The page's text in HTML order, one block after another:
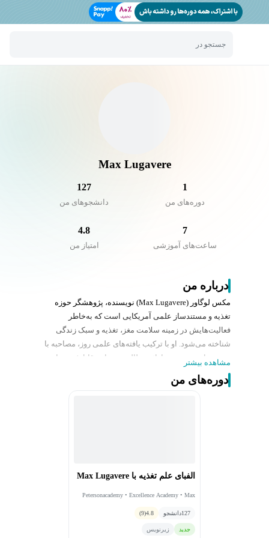
جستجو در
Max Lugavere
1
دوره‌های من
127
دانشجو‌های من
7
ساعت‌های آموزشی
4.8
امتیاز من
درباره من
مکس لوگاور (Max Lugavere) نویسنده، پژوهشگر حوزه
تغذیه و مستندساز علمی آمریکایی است که به‌خاطر
فعالیت‌هایش در زمینه سلامت مغز، تغذیه و سبک زندگی
شناخته می‌شود. او با ترکیب یافته‌های علمی روز، مصاحبه با
متخصصان برجسته و ارائه مطالب به زبانی قابل‌فهم برای
عموم، توانسته نقش مهمی در افزایش آگاهی عمومی
درباره تأثیر تغذیه بر عملکرد ذهن و سلامت بلندمدت ایفا کند.
مشاهده بیشتر
دوره‌های من
الفبای علم تغذیه با Max Lugavere
Petersonacademy • Excellence Academy • Max
127دانشجو 4.8
(9)
جدید زیرنویس